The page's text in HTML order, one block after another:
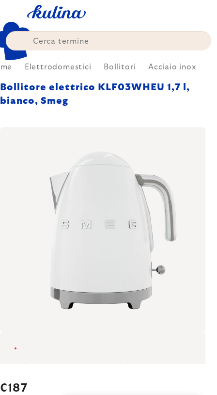
content
Elettrodomestici Bollitori Acciaio inox
Bollitore elettrico KLF03WHEU 1,7 l,
bianco, Smeg
€187